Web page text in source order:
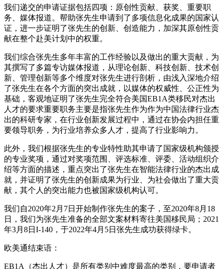
我们递交的申请证据包括四项：原创性贡献、获奖、重要职
务、媒体报道。帮助张先生申请到了多项信息化成果的国家认
证，进一步证明了张先生的创新、创造能力，加深其原创性贡
献在整个赴美计划中的权重。
我们综合张先生多年丰富的工作经验以及做出的重大贡献，为
其撰写了多篇专访媒体报道，从理论创新、科技创新、技术创
新、管理创新等多个维度对张先生进行剖析，由浅入深地介绍
了张先生在各个方面的突出成就，以媒体的权威性、公正性为
基础，客观地证明了张先生完全符合美国EB1A类移民对杰出
人才的要求重要职务主要是指张先生作为作为中国法律行业杰
出的科研专家，在行业创新发展过程中，通过在协会内担任重
要领导职务，为行业培养众多人才，提高了行业影响力。
此外，我们根据张先生的专业特性助其申请了国家级机构颁授
的专业奖项，通过对奖项范围、评选标准、评委、活动组织介
绍等方面的描述，重点突出了张先生在智能法律行业的杰出成
就，并证明了张先生的创新成果为行业、为社会做出了重大贡
献，其个人的突出能力也被国家级机构认可。
我们自2020年2月7日开始制作张先生的案子，至2020年8月18
日，我们为张先生准备的全部文案材料寄往美国移民局；2021
年3月8日I-140，于2022年4月5日张先生成功获得绿卡。
欧美通结束语：
EB1A（杰出人才）是所有类别中难度最高的类别，要申请者